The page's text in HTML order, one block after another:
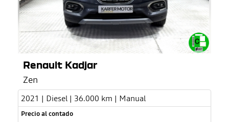
Renault Kadjar
Zen
2021 | Diesel | 36.000 km | Manual
Precio al contado